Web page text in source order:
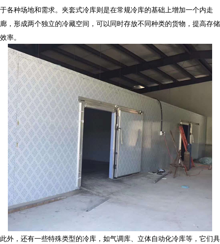
于各种场地和需求。夹套式冷库则是在常规冷库的基础上增加一个内走
廊，形成两个独立的冷藏空间，可以同时存放不同种类的货物，提高存储
效率。
此外，还有一些特殊类型的冷库，如气调库、立体自动化冷库等，它们具